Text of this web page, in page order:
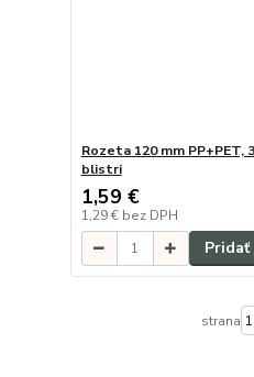
Rozeta 120 mm PP+PET,
blistri
1,59 €
1,29 € bez DPH
Pridať
strana